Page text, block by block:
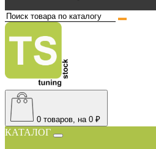
0 товаров, на 0 ₽
КАТАЛОГ